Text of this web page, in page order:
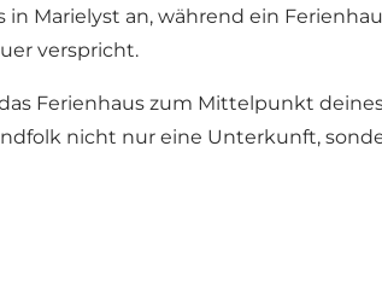
in Marielyst an, während ein
verspricht.
Ferienhaus zum Mittelpunkt
nicht nur eine Unterkunft,